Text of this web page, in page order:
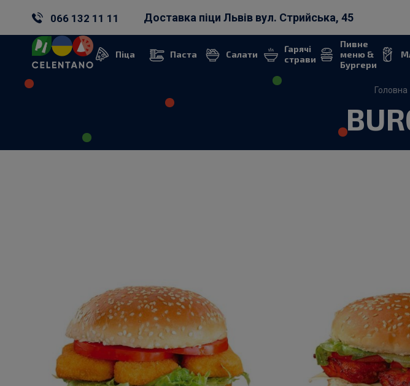
066 132 11 11 Доставка піци Львів вул. Стрийська, 45
Піца Паста Салати
Гарячі
страви
Пивне
меню &
Бургери
Головна